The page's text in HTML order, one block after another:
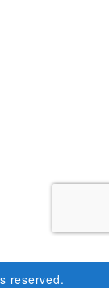
reserved.